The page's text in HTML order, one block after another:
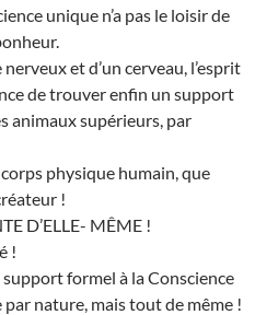
unique n’a pas le loisir de
et d’un cerveau, l’esprit
de trouver enfin un support
animaux supérieurs, par
physique humain, que
!
D’ELLE- MÊME !
!
formel à la Conscience
nature, mais tout de même !